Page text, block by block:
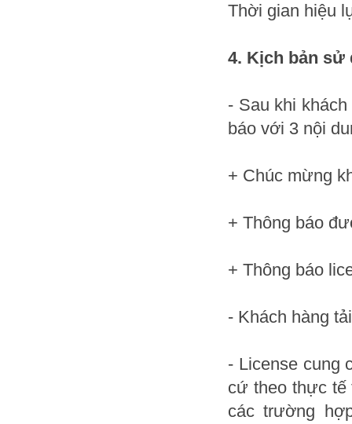
Thời gian hiệu
4. Kịch bản sử
- Sau khi
báo với 3 nội
+ Chúc mừng
+ Thông báo
+ Thông báo
- Khách hàng
- License cung
cứ theo thực tế
các trường